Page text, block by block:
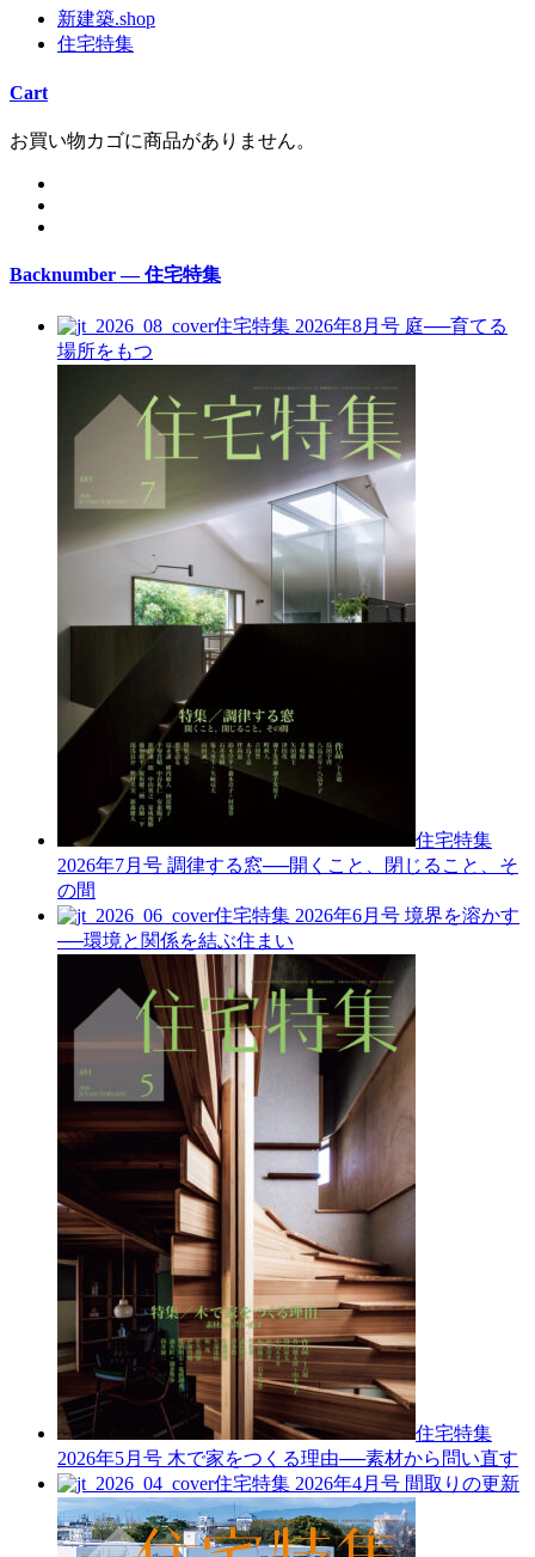
新建築.shop
住宅特集
Cart
お買い物カゴに商品がありません。
Backnumber — 住宅特集
住宅特集 2026年8月号 庭──育てる
場所をもつ
住宅特集
2026年7月号 調律する窓──開くこと、閉じること、そ
の間
住宅特集 2026年6月号 境界を溶かす
──環境と関係を結ぶ住まい
住宅特集
2026年5月号 木で家をつくる理由──素材から問い直す
住宅特集 2026年4月号 間取りの更新